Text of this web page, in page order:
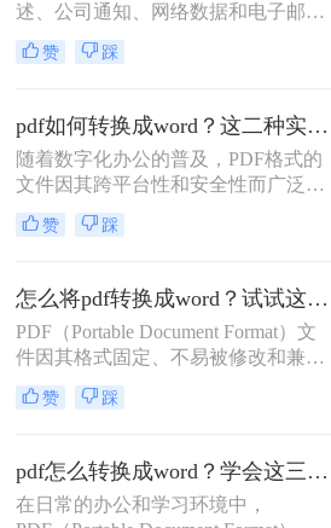
述、公司通知、网络数据和电子邮件
开始使用PDF格式文件。Adobe设计
PDF文件格式的目的是支持跨平台、
是对网络信息发布的支持。为了实现
这一目标，PDF具有许多其他电子文
件格式无法比拟的优势。但是PDF却
不能直接编辑，因此需要pdf转word，
那么pdf的表格怎么转换成word呢？下
面就来看看吧。
赞 踩
pdf如何转换成word？这二种实用转换方法了解一下！
随着数字化办公的普及，PDF格式的
文件因其跨平台性和安全性而广泛应
用。然而，有时我们需要将PDF文件
转换为Word文档，以便进行编辑、修
word呢？本文将详细介绍两种常见的
PDF转Word的方法，帮助您轻松应对
各种转换需求。
赞 踩
怎么将pdf转换成word？试试这二种高效转换方法！
PDF（Portable Document Format）文
件因其格式固定、不易被修改和兼容
性强等特点，在文档传输和存储中得
到了广泛应用。然而，在某些情况
Word文档，以便进行编辑和修改。那
么怎么将pdf转换成word呢？本文将介
绍两种将PDF转换成Word的高效方
赞 踩
pdf怎么转换成word？学会这三种简单的方法，1分钟轻松搞定！
在日常的办公和学习环境中，